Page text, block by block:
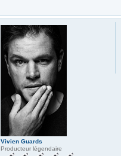
Vivien Guards
Producteur légendaire